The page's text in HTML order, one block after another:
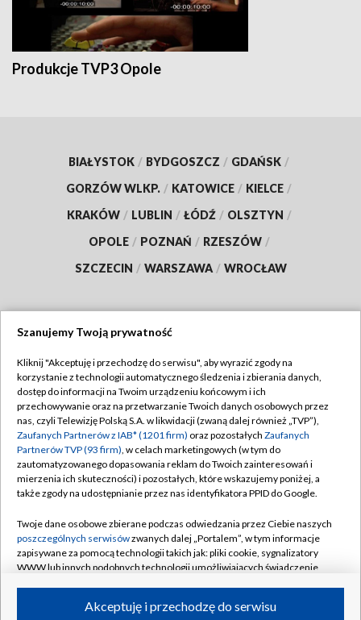
Produkcje TVP3 Opole
BIAŁYSTOK / BYDGOSZCZ / GDAŃSK /
GORZÓW WLKP. / KATOWICE / KIELCE /
KRAKÓW / LUBLIN / ŁÓDŹ / OLSZTYN /
OPOLE / POZNAŃ / RZESZÓW /
SZCZECIN / WARSZAWA / WROCŁAW
TVP
Abonament TVP
Emisja w TVP
Centrum informacji TVP
Naziemna Telewizja Cyfrowa
Rada Programowa
System NOS
Informacje o nadawcy
Program dla prasy
Regulamin TVP
Polityka prywatności
Moje zgody
Pomoc
Kontakt
Kanały
Szanujemy Twoją prywatność
Kliknij "Akceptuję i przechodzę do serwisu", aby wyrazić zgody na
korzystanie z technologii automatycznego śledzenia i zbierania danych,
dostęp do informacji na Twoim urządzeniu końcowym i ich
przechowywanie oraz na przetwarzanie Twoich danych osobowych przez
nas, czyli Telewizję Polską S.A. w likwidacji (zwaną dalej również „TVP”),
Zaufanych Partnerów z IAB* (1201 firm) oraz pozostałych Zaufanych
Partnerów TVP (93 firm), w celach marketingowych (w tym do
zautomatyzowanego dopasowania reklam do Twoich zainteresowań i
mierzenia ich skuteczności) i pozostałych, które wskazujemy poniżej, a
także zgody na udostępnianie przez nas identyfikatora PPID do Google.
Twoje dane osobowe zbierane podczas odwiedzania przez Ciebie naszych
poszczególnych serwisówzwanych dalej „Portalem”, w tym informacje
zapisywane za pomocą technologii takich jak: pliki cookie, sygnalizatory
WWW lub innych podobnych technologii umożliwiających świadczenie
ruchu w Internecie.Akceptuję i przechodzę do serwisu